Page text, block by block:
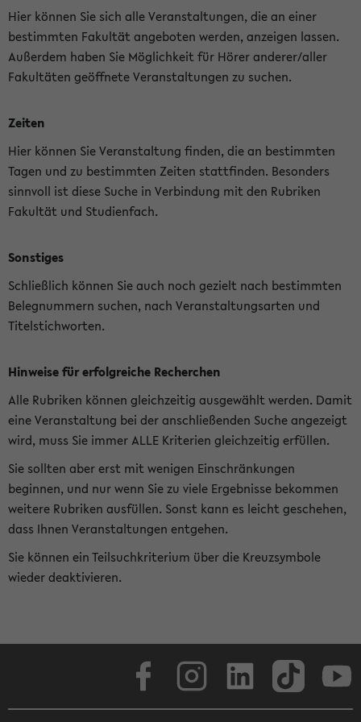
Hier können Sie sich alle Veranstaltungen, die an einer
bestimmten Fakultät angeboten werden, anzeigen lassen.
Außerdem haben Sie Möglichkeit für Hörer anderer/aller
Fakultäten geöffnete Veranstaltungen zu suchen.
Zeiten
Hier können Sie Veranstaltung finden, die an bestimmten
Tagen und zu bestimmten Zeiten stattfinden. Besonders
sinnvoll ist diese Suche in Verbindung mit den Rubriken
Fakultät und Studienfach.
Sonstiges
Schließlich können Sie auch noch gezielt nach bestimmten
Belegnummern suchen, nach Veranstaltungsarten und
Titelstichworten.
Hinweise für erfolgreiche Recherchen
Alle Rubriken können gleichzeitig ausgewählt werden. Damit
eine Veranstaltung bei der anschließenden Suche angezeigt
wird, muss Sie immer ALLE Kriterien gleichzeitig erfüllen.
Sie sollten aber erst mit wenigen Einschränkungen
beginnen, und nur wenn Sie zu viele Ergebnisse bekommen
weitere Rubriken ausfüllen. Sonst kann es leicht geschehen,
dass Ihnen Veranstaltungen entgehen.
Sie können ein Teilsuchkriterium über die Kreuzsymbole
wieder deaktivieren.